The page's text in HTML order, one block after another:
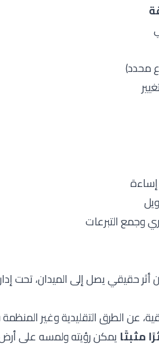
محدد)
وجمع التبرعات
أثر حقيقي يصل إلى الميدان، تحت
عن الطرق التقليدية وغير
مثبتًا يمكن رؤيته ولمسه على